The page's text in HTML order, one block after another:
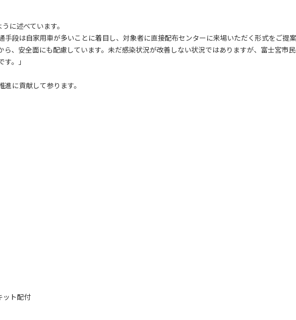
に述べています。
段は自家用車が多いことに着目し、対象者に直接配布センターに来場いただく形式をご提案
、安全面にも配慮しています。未だ感染状況が改善しない状況ではありますが、富士宮市
。」
に貢献して参ります。
ット配付